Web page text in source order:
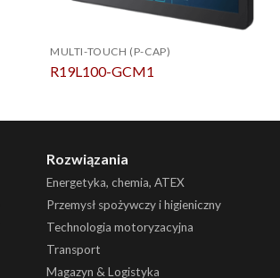
MULTI-TOUCH (P-CAP)
R19L100-GCM1
Rozwiązania
Energetyka, chemia, ATEX
Przemysł spożywczy i higieniczny
Technologia motoryzacyjna
Transport
Magazyn & Logistyka